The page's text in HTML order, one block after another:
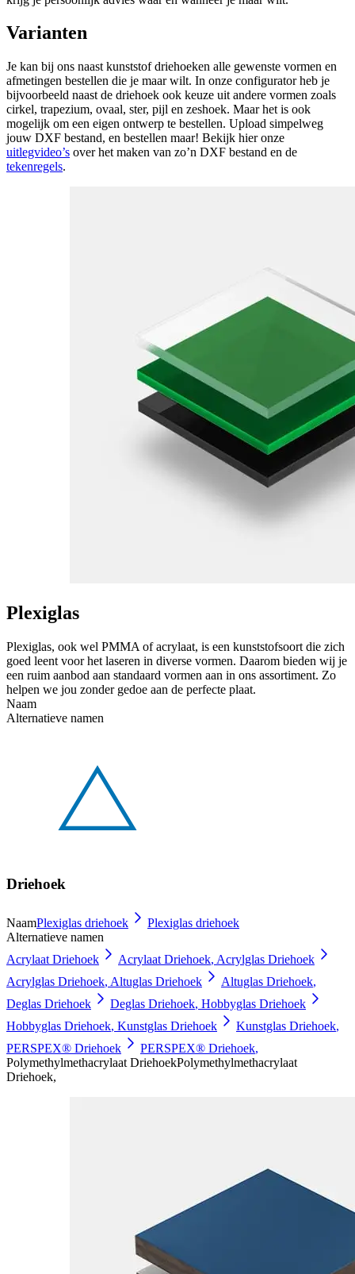
Varianten
Je kan bij ons naast kunststof driehoeken alle gewenste vormen en
afmetingen bestellen die je maar wilt. In onze configurator heb je
bijvoorbeeld naast de driehoek ook keuze uit andere vormen zoals
cirkel, trapezium, ovaal, ster, pijl en zeshoek. Maar het is ook
mogelijk om een eigen ontwerp te bestellen. Upload simpelweg
jouw DXF bestand, en bestellen maar! Bekijk hier onze
uitlegvideo’s over het maken van zo’n DXF bestand en de
tekenregels.
Plexiglas
Plexiglas, ook wel PMMA of acrylaat, is een kunststofsoort die zich
goed leent voor het laseren in diverse vormen. Daarom bieden wij je
een ruim aanbod aan standaard vormen aan in ons assortiment. Zo
helpen we jou zonder gedoe aan de perfecte plaat.
Naam
Alternatieve namen
Driehoek
NaamPlexiglas driehoek
Plexiglas driehoek
Alternatieve namen
Acrylaat Driehoek
Acrylaat Driehoek, Acrylglas Driehoek
Acrylglas Driehoek, Altuglas Driehoek Altuglas Driehoek,
Deglas Driehoek
Deglas Driehoek, Hobbyglas Driehoek
Hobbyglas Driehoek, Kunstglas Driehoek Kunstglas Driehoek,
PERSPEX® Driehoek
PERSPEX® Driehoek,
Polymethylmethacrylaat DriehoekPolymethylmethacrylaat
Driehoek,